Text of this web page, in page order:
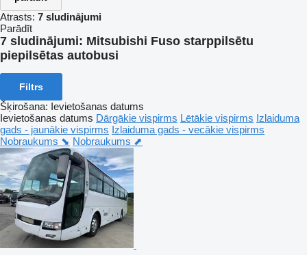
Atrasts: 7 sludinājumi
Parādīt
7 sludinājumi: Mitsubishi Fuso starppilsētu
piepilsētas autobusi
Filtrs
Šķirošana: Ievietošanas datums
Ievietošanas datums Dārgākie vispirms Lētākie vispirms Izlaiduma
gads - jaunākie vispirms Izlaiduma gads - vecākie vispirms
Nobraukums ⬊ Nobraukums ⬈